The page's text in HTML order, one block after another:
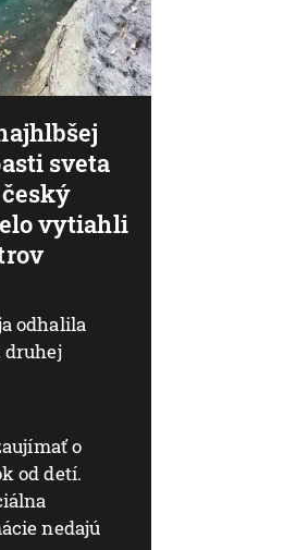
sveta
vytiahli
odhalila
druhej
o
od detí.
nedajú